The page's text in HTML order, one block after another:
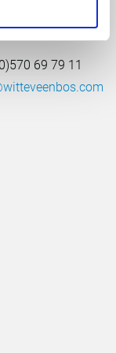
69 79 11